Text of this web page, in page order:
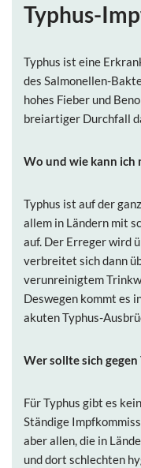
Typhus-
Typhus ist eine
des Salmonellen-
hohes Fieber und
breiartiger Durchfall
Wo und wie kann ich
Typhus ist auf der
allem in Ländern mit
auf. Der Erreger wird
verbreitet sich dann
verunreinigtem
Deswegen kommt es
akuten Typhus-
Wer sollte sich gegen
Für Typhus gibt es
Ständige
aber allen, die in
und dort schlechten